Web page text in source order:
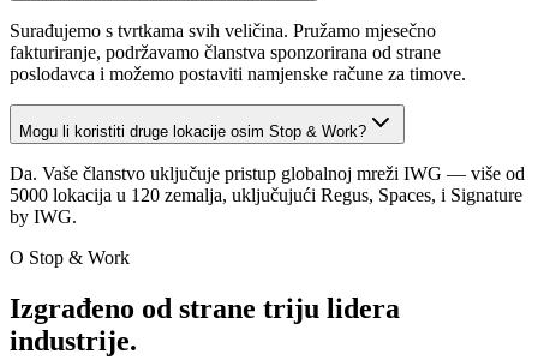
Surađujemo s tvrtkama svih veličina. Pružamo mjesečno
fakturiranje, podržavamo članstva sponzorirana od strane
poslodavca i možemo postaviti namjenske račune za timove.
Mogu li koristiti druge lokacije osim Stop & Work?
Da. Vaše članstvo uključuje pristup globalnoj mreži IWG — više od
5000 lokacija u 120 zemalja, uključujući Regus, Spaces, i Signature
by IWG.
O Stop & Work
Izgrađeno od strane triju lidera
industrije.